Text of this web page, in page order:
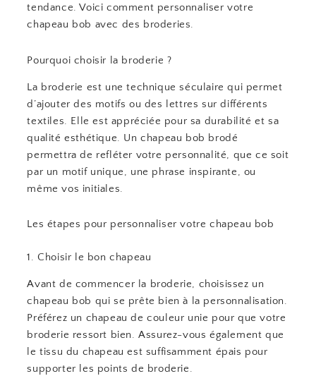
tendance. Voici comment personnaliser votre
chapeau bob avec des broderies.
Pourquoi choisir la broderie ?
La broderie est une technique séculaire qui permet
d’ajouter des motifs ou des lettres sur différents
textiles. Elle est appréciée pour sa durabilité et sa
qualité esthétique. Un chapeau bob brodé
permettra de refléter votre personnalité, que ce soit
par un motif unique, une phrase inspirante, ou
même vos initiales.
Les étapes pour personnaliser votre chapeau bob
1. Choisir le bon chapeau
Avant de commencer la broderie, choisissez un
chapeau bob qui se prête bien à la personnalisation.
Préférez un chapeau de couleur unie pour que votre
broderie ressort bien. Assurez-vous également que
le tissu du chapeau est suffisamment épais pour
supporter les points de broderie.